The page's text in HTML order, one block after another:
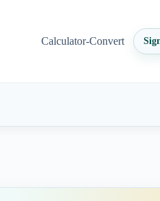
Calculator-Convert